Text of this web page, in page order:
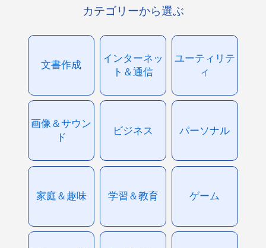
カテゴリーから選ぶ
文書作成
インターネッ
ト＆通信
ユーティリテ
ィ
画像＆サウン
ド
ビジネス パーソナル
家庭＆趣味 学習＆教育 ゲーム